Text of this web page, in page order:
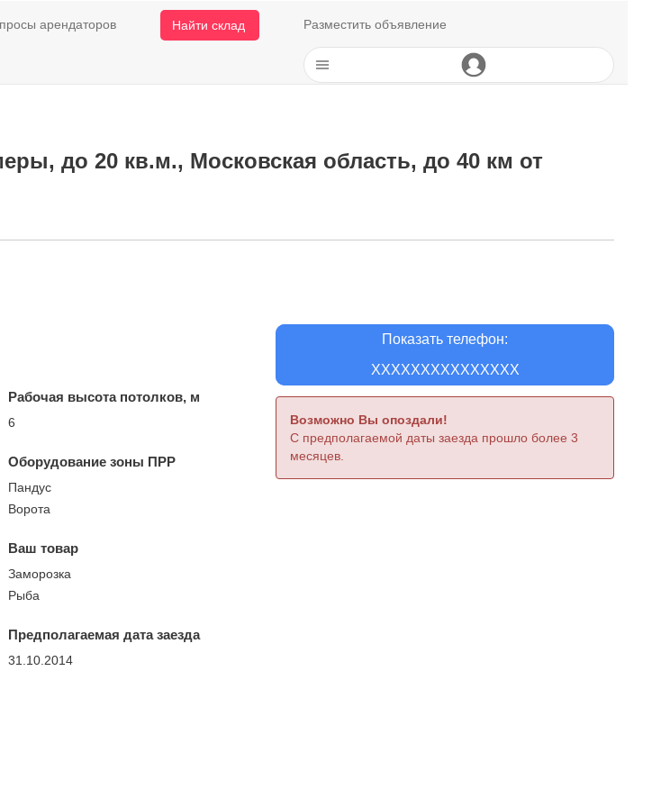
арендаторов Найти склад Разместить объявление
до 20 кв.м., Московская область, до 40 км от
Показать телефон:
XXXXXXXXXXXXXXX
Возможно Вы опоздали!
С предполагаемой даты заезда прошло более 3
месяцев.
Рабочая высота потолков, м
6
Оборудование зоны ПРР
Пандус
Ворота
Ваш товар
Заморозка
Рыба
Предполагаемая дата заезда
31.10.2014